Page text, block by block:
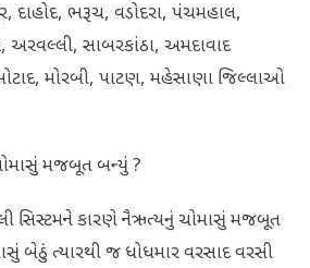
દાહોદ, ભરૂચ, વડોદરા, પંચમહાલ,
સાબરકાંઠા, અમદાવાદ
મોરબી, પાટણ, મહેસાણા જિલ્લાઓ
મજબૂત બન્યું ?
સિસ્ટમને કારણે નૈઋત્યનું ચોમાસું મજબૂત
બેઠું ત્યારથી જ ધોધમાર વરસાદ વરસી